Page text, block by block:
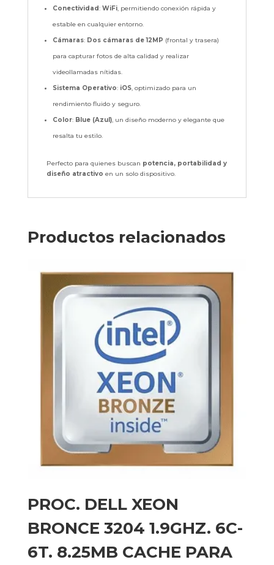
Conectividad: WiFi, permitiendo conexión rápida y
estable en cualquier entorno.
Cámaras: Dos cámaras de 12MP (frontal y trasera)
para capturar fotos de alta calidad y realizar
videollamadas nítidas.
Sistema Operativo: iOS, optimizado para un
rendimiento fluido y seguro.
Color: Blue (Azul), un diseño moderno y elegante que
resalta tu estilo.
Perfecto para quienes buscan potencia, portabilidad y
diseño atractivo en un solo dispositivo.
Productos relacionados
PROC. DELL XEON
BRONCE 3204 1.9GHZ. 6C-
6T. 8.25MB CACHE PARA